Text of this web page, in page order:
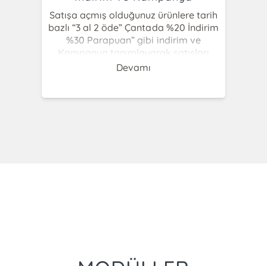
Satışa açmış olduğunuz ürünlere tarih
bazlı “3 al 2 öde” Çantada %20 İndirim
%30 Parapuan” gibi indirim ve
Kampanya tanımlayarak satışları
hızlandırabilir bunu tek ekrandan
Devamı